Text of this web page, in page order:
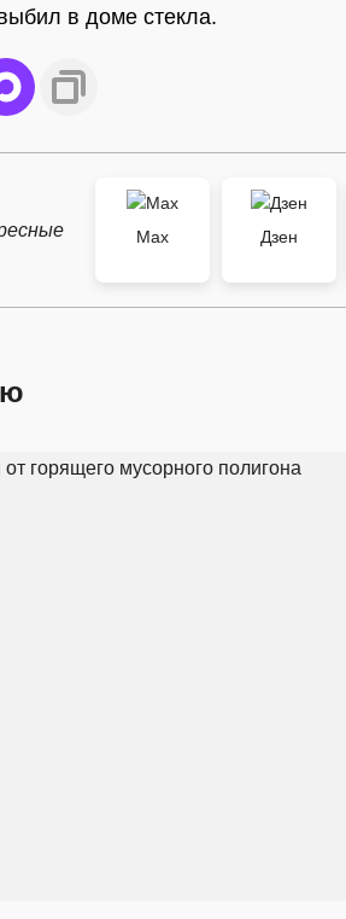
в доме стекла.
Max
Дзен